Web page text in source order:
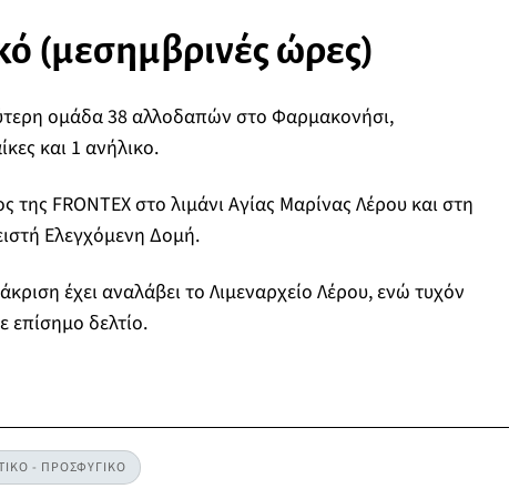
(μεσημβρινές ώρες)
ομάδα 38 αλλοδαπών στο Φαρμακονήσι,
και 1 ανήλικο.
FRONTEX στο λιμάνι Αγίας Μαρίνας Λέρου και στη
Ελεγχόμενη Δομή.
έχει αναλάβει το Λιμεναρχείο Λέρου, ενώ τυχόν
επίσημο δελτίο.
- ΠΡΟΣΦΥΓΙΚΟ